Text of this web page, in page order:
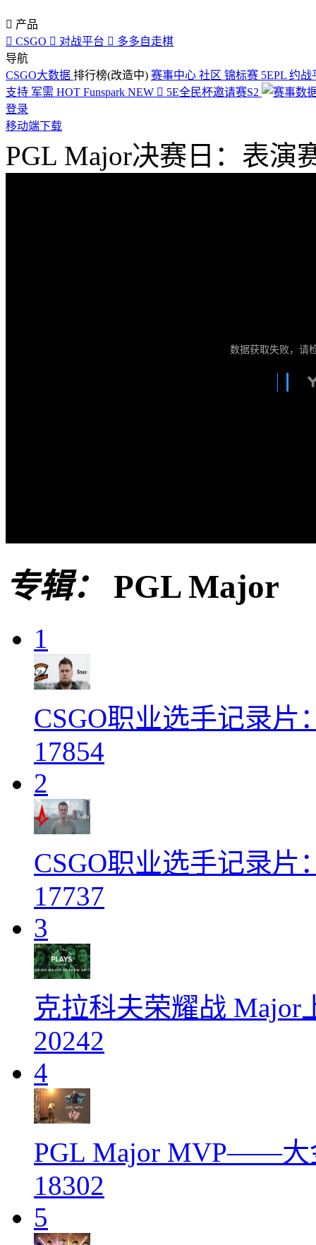
 产品
 CSGO  对战平台  多多自走棋
导航
CSGO大数据 排行榜(改造中) 赛事中心 社区 锦标赛 5EPL 约战
支持 军需 HOT Funspark NEW  5E全民杯邀请赛S2
登录
移动端下载
PGL Major决赛日：表演
数据获取失败，请
专辑： PGL Major
1
CSGO职业选手记录片
17854
2
CSGO职业选手记录片
17737
3
克拉科夫荣耀战 Major
20242
4
PGL Major MVP——大
18302
5